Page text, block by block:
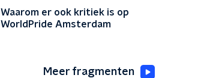
Waarom er ook kritiek is op
WorldPride Amsterdam
Meer fragmenten